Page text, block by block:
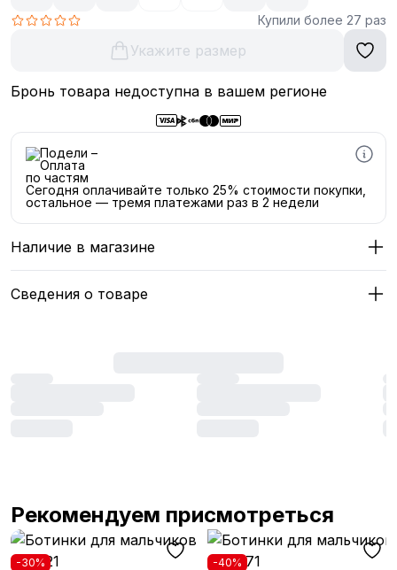
Купили более 27 раз
Укажите размер
Бронь товара недоступна в вашем регионе
Сегодня оплачивайте только 25% стоимости покупки,
остальное — тремя платежами раз в 2 недели
Наличие в магазине
Сведения о товаре
Рекомендуем присмотреться
-30%
-40%